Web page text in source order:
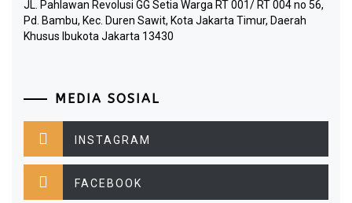
JL. Pahlawan Revolusi GG Setia Warga RT 001/ RT 004 no 56,
Pd. Bambu, Kec. Duren Sawit, Kota Jakarta Timur, Daerah
Khusus Ibukota Jakarta 13430
MEDIA SOSIAL
INSTAGRAM
FACEBOOK